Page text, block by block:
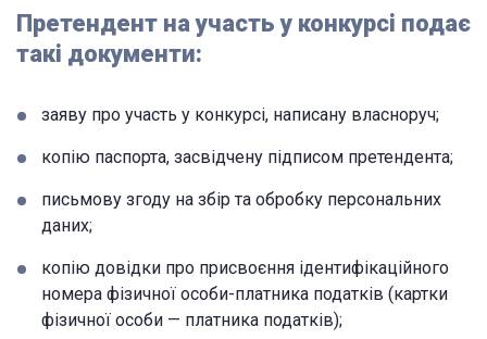
Претендент на участь у конкурсі подає
такі документи:
заяву про участь у конкурсі, написану власноруч;
копію паспорта, засвідчену підписом претендента;
письмову згоду на збір та обробку персональних
даних;
копію довідки про присвоєння ідентифікаційного
номера фізичної особи-платника податків (картки
фізичної особи — платника податків);